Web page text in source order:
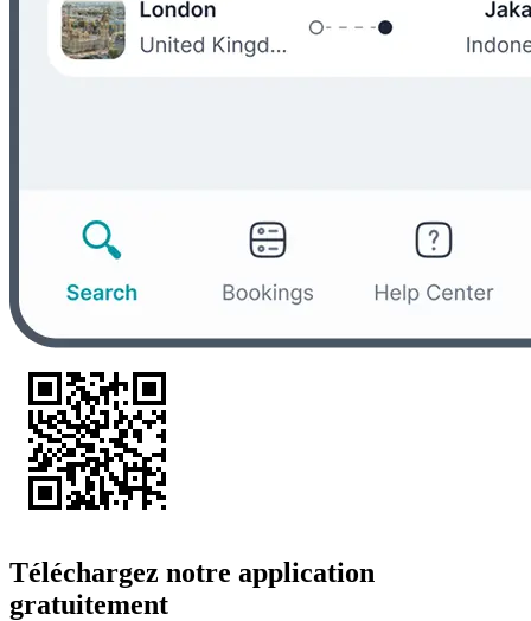
Téléchargez notre application
gratuitement